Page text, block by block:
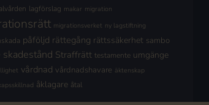
lagförslag makar migration
migrationsverket ny lagstiftning
påföljd rättegång rättssäkerhet sambo
skadestånd Straffrätt testamente umgänge
vårdnad vårdnadshavare äktenskap
åklagare åtal